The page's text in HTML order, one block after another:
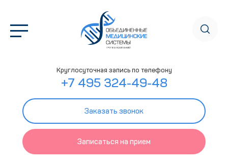
Заказать звонок
Записаться на прием
Круглосуточная запись по телефону
+7 495 324-49-48